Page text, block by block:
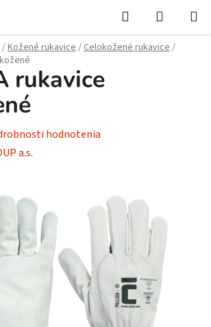
Hľadať
KOŠÍK
/Kožené rukavice/Celokožené rukavice/
rukavice
hodnotenia
a.s.